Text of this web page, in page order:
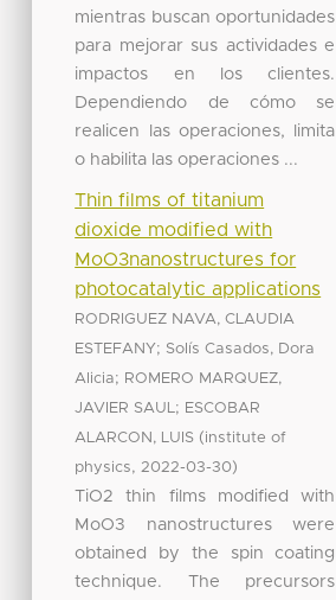
mientras buscan oportunidades
para mejorar sus actividades e
impactos en los clientes.
Dependiendo de cómo se
realicen las operaciones, limita
o habilita las operaciones ...
Thin films of titanium
dioxide modified with
MoO3nanostructures for
photocatalytic applications
RODRIGUEZ NAVA, CLAUDIA
ESTEFANY; Solís Casados, Dora
Alicia; ROMERO MARQUEZ,
JAVIER SAUL; ESCOBAR
ALARCON, LUIS (institute of
physics,2022-03-30)
TiO2 thin films modified with
MoO3 nanostructures were
obtained by the spin coating
technique. The precursors